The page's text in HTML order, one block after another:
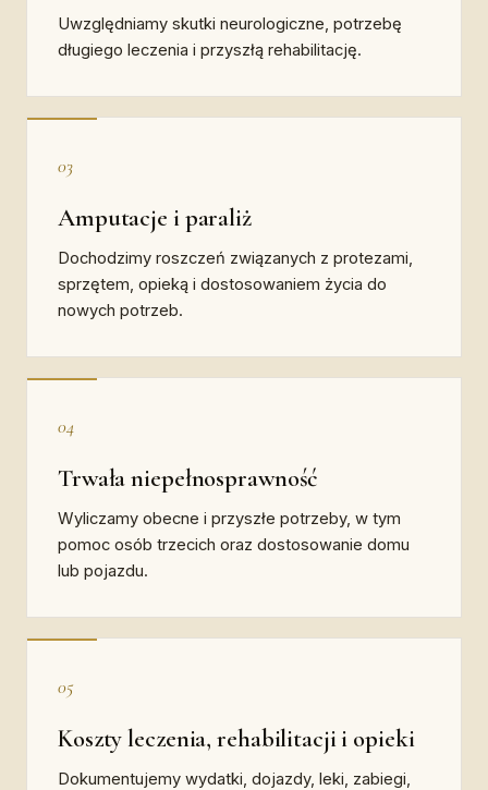
Uwzględniamy skutki neurologiczne, potrzebę
długiego leczenia i przyszłą rehabilitację.
03
Amputacje i paraliż
Dochodzimy roszczeń związanych z protezami,
sprzętem, opieką i dostosowaniem życia do
nowych potrzeb.
04
Trwała niepełnosprawność
Wyliczamy obecne i przyszłe potrzeby, w tym
pomoc osób trzecich oraz dostosowanie domu
lub pojazdu.
05
Koszty leczenia, rehabilitacji i opieki
Dokumentujemy wydatki, dojazdy, leki, zabiegi,